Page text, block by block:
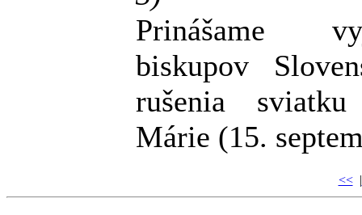
Prinášame
biskupov
rušenia sviatku
Márie (15.
<<|